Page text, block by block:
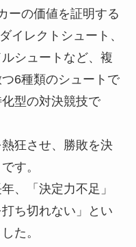
ーの価値を証明する
イレクトシュート、
シュートなど、複
6種類のシュートで
型の対決競技で
狂させ、勝敗を決
す。
、「決定力不足」
ち切れない」とい
た。